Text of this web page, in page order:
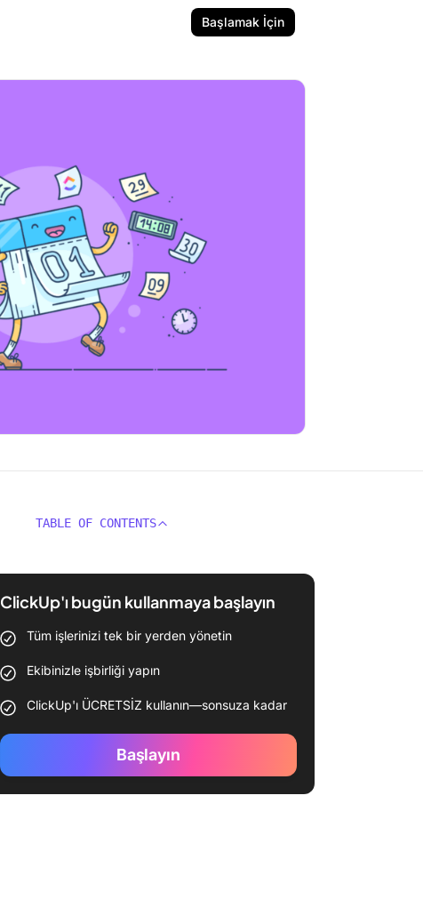
Başlamak İçin
TABLE OF CONTENTS
ClickUp'ı bugün kullanmaya başlayın
Tüm işlerinizi tek bir yerden yönetin
Ekibinizle işbirliği yapın
ClickUp'ı ÜCRETSİZ kullanın—sonsuza kadar
Başlayın